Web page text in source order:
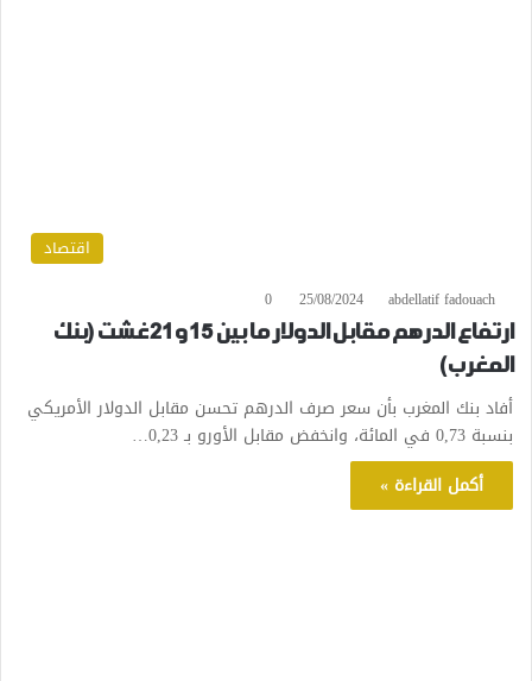
اقتصاد
abdellatif fadouach
25/08/2024
0
ارتفاع الدرهم مقابل الدولار ما بين 15 و21 غشت (بنك
المغرب)
أفاد بنك المغرب بأن سعر صرف الدرهم تحسن مقابل الدولار الأمريكي
بنسبة 0,73 في المائة، وانخفض مقابل الأورو بـ 0,23…
أكمل القراءة »